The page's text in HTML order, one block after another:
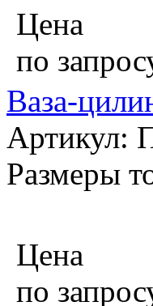
Цена
по
Ваза-
Артикул:
Размеры
Цена
по